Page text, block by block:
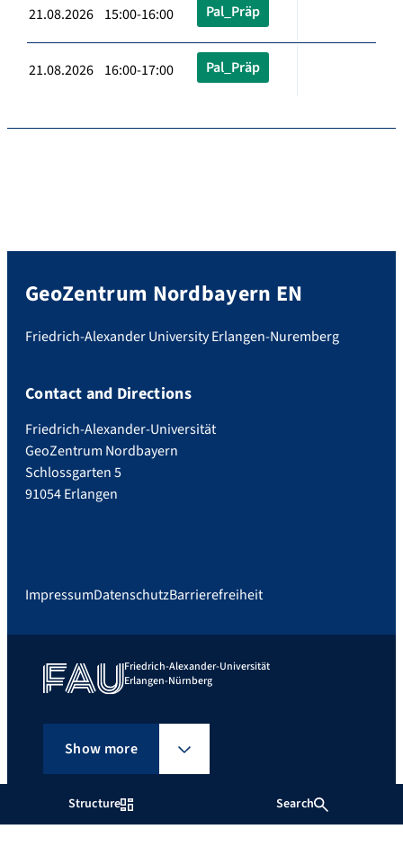
Structure Search
21.08.2026 15:00-16:00 Pal_Präp
21.08.2026 16:00-17:00 Pal_Präp
GeoZentrum Nordbayern EN
Friedrich-Alexander University Erlangen-Nuremberg
Contact and Directions
Friedrich-Alexander-Universität
GeoZentrum Nordbayern
Schlossgarten 5
91054 Erlangen
ImpressumDatenschutzBarrierefreiheit
Friedrich-Alexander-Universität
Erlangen-Nürnberg
Show more